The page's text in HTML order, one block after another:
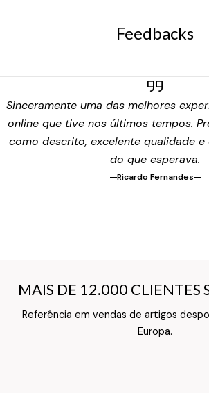
Feedbacks
Sinceramente uma das melhores
online que tive nos últimos tempos.
como descrito, excelente qualidade
do que esperava.
Ricardo Fernandes
MAIS DE 12.000 CLIENTES
Referência em vendas de artigos
Europa.
MAIS DE 12.000 CLIENTES
Texto do Verso do Cartão de